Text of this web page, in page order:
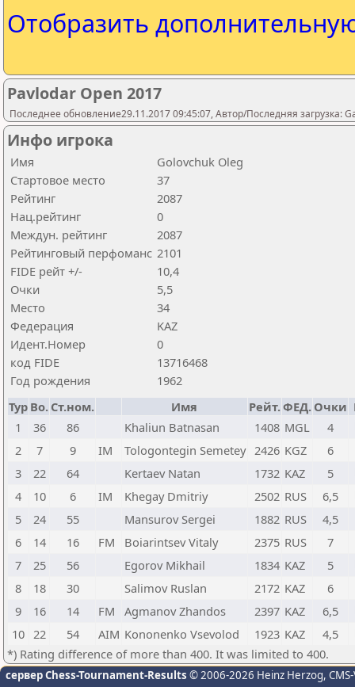
Отобразить
Pavlodar Open 2017
Последнее обновление29.11.2017 09:45:07, Автор/Последняя загрузка:
Инфо игрока
Имя
Golovchuk Oleg
Стартовое место
37
Рейтинг
2087
Нац.рейтинг
0
Междун. рейтинг
2087
Рейтинговый перфоманс 2101
FIDE рейт +/-
10,4
Очки
5,5
Место
34
Федерация
KAZ
Идент.Номер
0
код FIDE
13716468
Год рождения
1962
Тур Bo. Ст.ном. Имя Рейт.ФЕД. Очки
1
36 86 Khaliun Batnasan 1408 MGL
4
2
7 9 IM Tologontegin Semetey 2426 KGZ
6
3
22 64 Kertaev Natan 1732 KAZ
5
4
10 6 IM Khegay Dmitriy 2502 RUS
6,5
5
24 55 Mansurov Sergei 1882 RUS
4,5
6
14 16 FM Boiarintsev Vitaly 2375 RUS
7
7
25 56 Egorov Mikhail 1834 KAZ
5
8
18 30 Salimov Ruslan 2172 KAZ
6
9
16 14 FM Agmanov Zhandos 2397 KAZ
6,5
10 22 54 AIM Kononenko Vsevolod 1923 KAZ
4,5
*) Rating difference of more than 400. It was limited to 400.
сервер Chess-Tournament-Results © 2006-2026 Heinz Herzog,